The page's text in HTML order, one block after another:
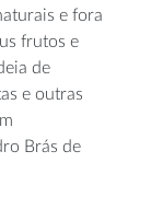
e fora
frutos e
de
e outras
Brás de